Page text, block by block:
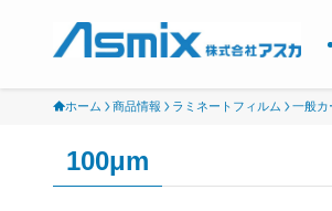
ホーム 商品情報 ラミネートフィルム 一般カ
100μm